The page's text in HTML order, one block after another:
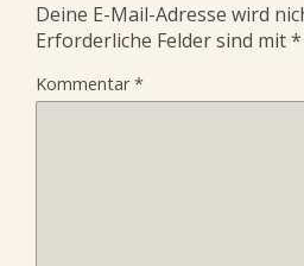
Deine E-Mail-Adresse wird
Erforderliche Felder sind mit*
Kommentar*